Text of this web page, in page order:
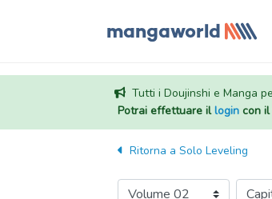
Tutti i Doujinshi e Manga
Potrai effettuare illogincon il
Ritorna a Solo Leveling